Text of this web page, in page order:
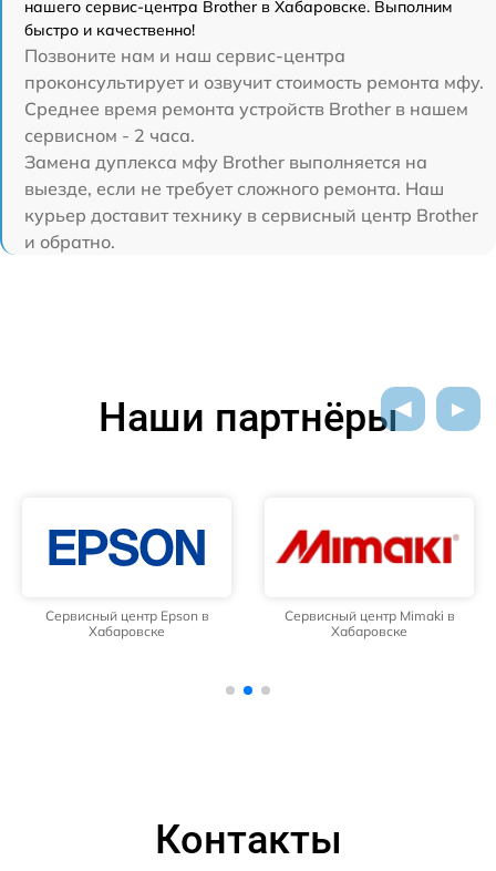
нашего сервис-центра Brother в Хабаровске. Выполним
быстро и качественно!
Позвоните нам и наш сервис-центра
проконсультирует и озвучит стоимость ремонта мфу.
Среднее время ремонта устройств Brother в нашем
сервисном - 2 часа.
Замена дуплекса мфу Brother выполняется на
выезде, если не требует сложного ремонта. Наш
курьер доставит технику в сервисный центр Brother
и обратно.
Наши партнёры
Сервисный центр Epson в
Хабаровске
Сервисный центр Mimaki в
Хабаровске
Контакты